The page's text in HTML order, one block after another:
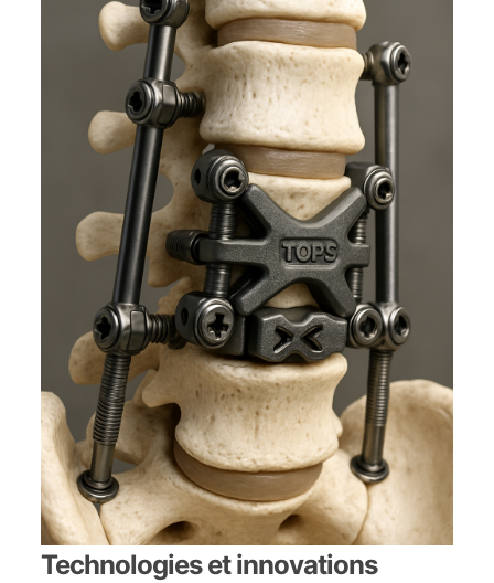
Technologies et innovations